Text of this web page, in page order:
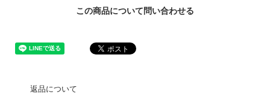
この商品について問い合わせる
返品について